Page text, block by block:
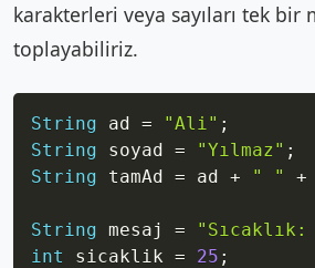
karakterleri veya sayıları tek bir
toplayabiliriz.
String ad = "Ali" ;
String soyad = "Yılmaz" ;
String tamAd = ad + " " +
String mesaj = "Sıcaklık:
int
sicaklik = 25 ;